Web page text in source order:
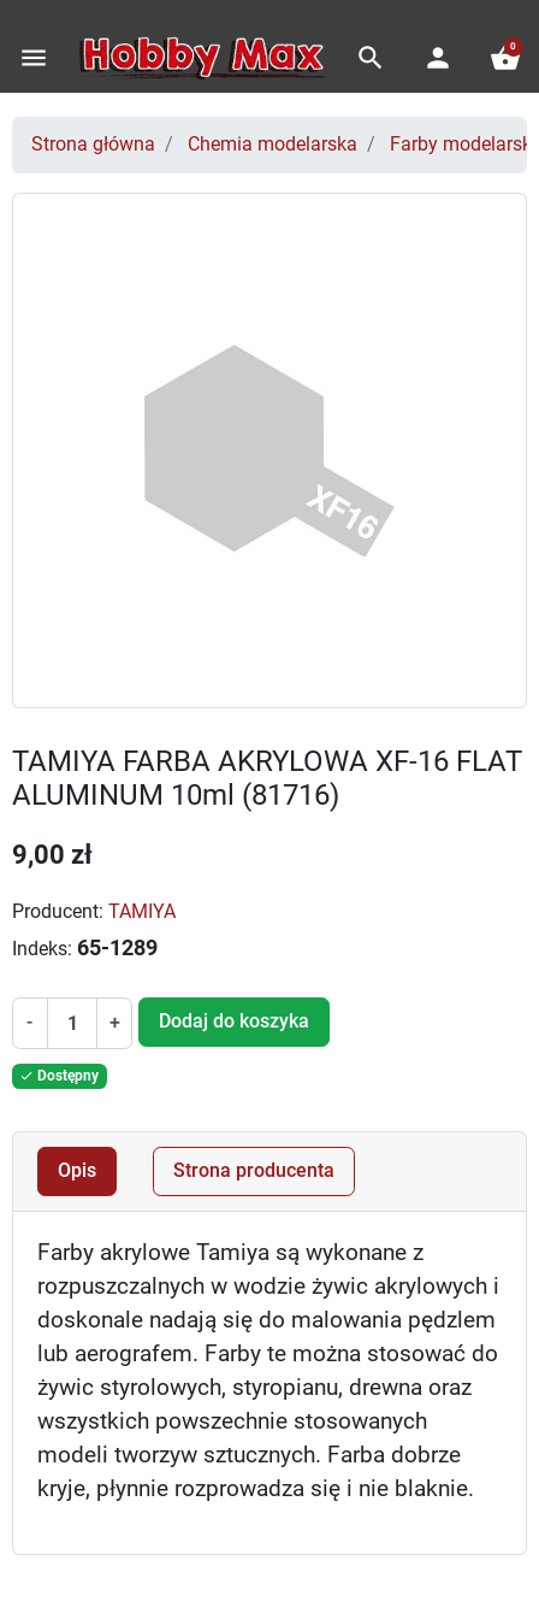
menu search person shopping_basket
0
Strona główna Chemia modelarska Farby
TAMIYA FARBA AKRYLOWA XF-16 FLAT
ALUMINUM 10ml (81716)
9,00 zł
Producent: TAMIYA
Indeks: 65-1289
- + Dodaj do koszyka
 Dostępny
Opis Strona producenta
Farby akrylowe Tamiya są wykonane z
rozpuszczalnych w wodzie żywic akrylowych i
doskonale nadają się do malowania pędzlem
lub aerografem. Farby te można stosować do
żywic styrolowych, styropianu, drewna oraz
wszystkich powszechnie stosowanych
modeli tworzyw sztucznych. Farba dobrze
kryje, płynnie rozprowadza się i nie blaknie.